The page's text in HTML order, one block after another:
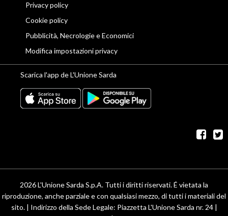
Privacy policy
Cookie policy
Pubblicità, Necrologie e Economici
Modifica impostazioni privacy
Scarica l'app de L'Unione Sarda
2026 L'Unione Sarda S.p.A. Tutti i diritti riservati. É vietata la
riproduzione, anche parziale e con qualsiasi mezzo, di tutti i materiali del
sito. | Indirizzo della Sede Legale: Piazzetta L'Unione Sarda nr. 24 |